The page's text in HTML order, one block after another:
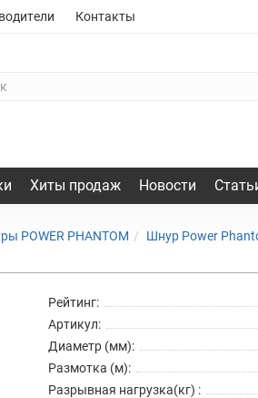
Контакты
Хиты продаж Новости
POWER PHANTOM Шнур Power
Рейтинг:
Артикул:
Диаметр (мм):
Размотка (м):
Разрывная нагрузка(кг) :